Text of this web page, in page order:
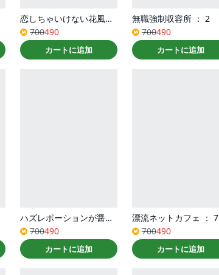
恋しちゃいけない花風くん ： 4
700490
カートに追加
無職強制収容所 ： 2
700490
カートに追加
ハズレポーションが醤油だったので料理することにしました（コミック） ： 8
700490
カートに追加
漂流ネットカフェ ： 7
700490
カートに追加